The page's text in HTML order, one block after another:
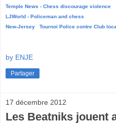
Temple News - Chess discourage violence
LJWorld - Policeman and chess
New-Jersey Tournoi Police contre Club
by ENJE
Partager
17 décembre 2012
Les Beatniks jouent